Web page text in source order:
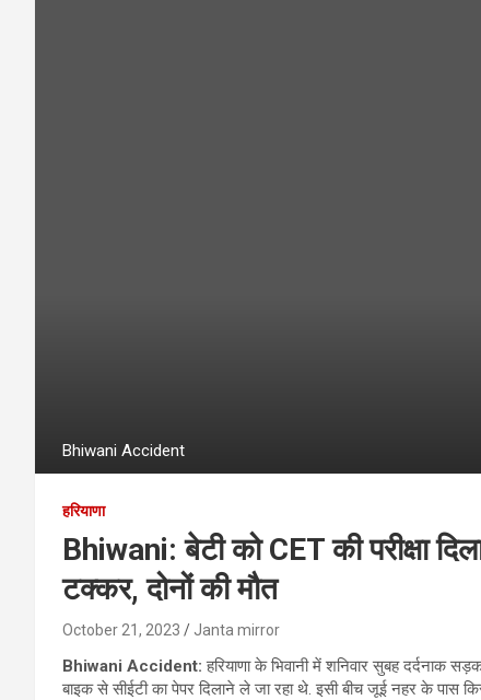
Bhiwani Accident
हरियाणा
Bhiwani: बेटी को CET की परीक्षा
टक्कर, दोनों की मौत
October 21, 2023 Janta mirror
Bhiwani Accident: हरियाणा के भिवानी में शनिवार सुबह दर्दनाक
बाइक से सीईटी का पेपर दिलाने ले जा रहा थे. इसी बीच जूई नहर के पास